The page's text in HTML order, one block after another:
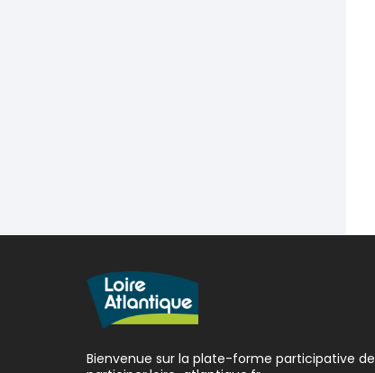
Bienvenue sur la plate-forme participative de